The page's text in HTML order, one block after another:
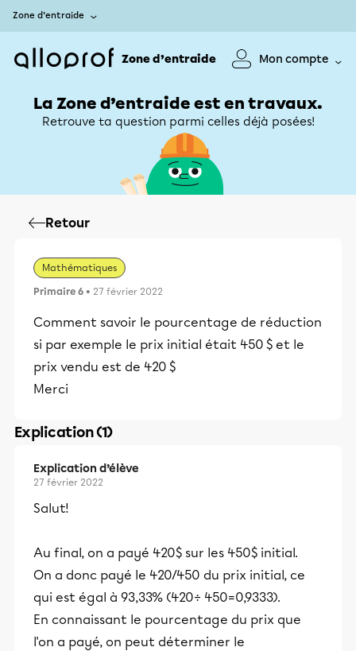
Zone d’entraide
Zone d’entraide Mon compte
La Zone d’entraide est en travaux.
Retrouve ta question parmi celles déjà posées!
Retour
Mathématiques
Primaire 6 • 27 février 2022
Comment savoir le pourcentage de réduction
si par exemple le prix initial était 450 $ et le
prix vendu est de 420 $
Merci
Explication (1)
Explication d’élève
27 février 2022
Salut!
Au final, on a payé 420$ sur les 450$ initial.
On a donc payé le 420/450 du prix initial, ce
qui est égal à 93,33% (420÷ 450=0,9333).
En connaissant le pourcentage du prix que
l'on a payé, on peut déterminer le